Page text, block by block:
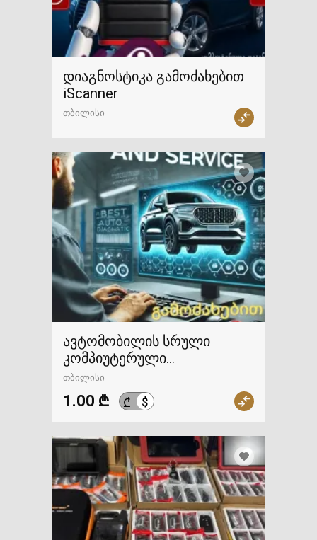
დიაგნოსტიკა გამოძახებით
iScanner
თბილისი
ავტომობილის სრული
კომპიუტერული
დიაგნოსტიკა,ელექტრიკოსი
თბილისი
1.00 ₾ ₾ $